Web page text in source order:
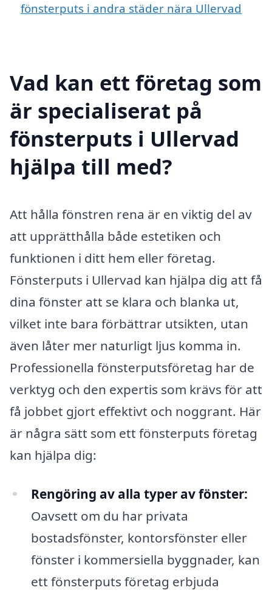
fönsterputs i andra städer nära Ullervad
Vad kan ett företag som
är specialiserat på
fönsterputs i Ullervad
hjälpa till med?
Att hålla fönstren rena är en viktig del av
att upprätthålla både estetiken och
funktionen i ditt hem eller företag.
Fönsterputs i Ullervad kan hjälpa dig att få
dina fönster att se klara och blanka ut,
vilket inte bara förbättrar utsikten, utan
även låter mer naturligt ljus komma in.
Professionella fönsterputsföretag har de
verktyg och den expertis som krävs för att
få jobbet gjort effektivt och noggrant. Här
är några sätt som ett fönsterputs företag
kan hjälpa dig:
Rengöring av alla typer av fönster:
Oavsett om du har privata
bostadsfönster, kontorsfönster eller
fönster i kommersiella byggnader, kan
ett fönsterputs företag erbjuda